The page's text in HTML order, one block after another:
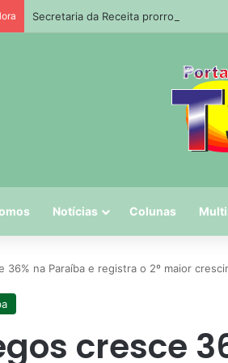
Secretaria da Receita prorroga prazo
Notícias Colunas
36% na Paraíba e registra o 2º maior
cresce